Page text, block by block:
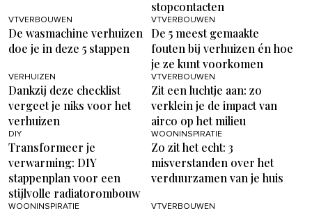
stopcontacten
VTVERBOUWEN
De wasmachine verhuizen
doe je in deze 5 stappen
VTVERBOUWEN
De 5 meest gemaakte
fouten bij verhuizen én hoe
je ze kunt voorkomen
VERHUIZEN
Dankzij deze checklist
vergeet je niks voor het
verhuizen
VTVERBOUWEN
Zit een luchtje aan: zo
verklein je de impact van
airco op het milieu
DIY
Transformeer je
verwarming: DIY
stappenplan voor een
stijlvolle radiatorombouw
WOONINSPIRATIE
Zo zit het echt: 3
misverstanden over het
verduurzamen van je huis
WOONINSPIRATIE VTVERBOUWEN